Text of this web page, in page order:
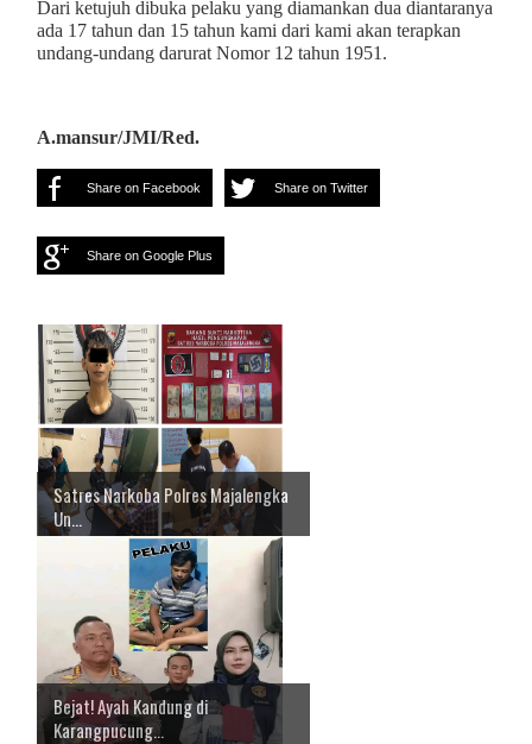
Dari ketujuh dibuka pelaku yang diamankan dua diantaranya
ada 17 tahun dan 15 tahun kami dari kami akan terapkan
undang-undang darurat Nomor 12 tahun 1951.
A.mansur/JMI/Red.
Share on Facebook Share on Twitter
Share on Google Plus
Satres Narkoba Polres Majalengka
Un...
Bejat! Ayah Kandung di
Karangpucung...